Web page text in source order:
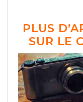
PLUS
SUR LE